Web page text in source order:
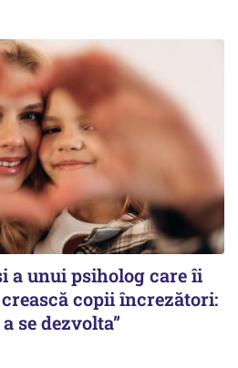
a unui psiholog care îi
copii încrezători:
se dezvolta”